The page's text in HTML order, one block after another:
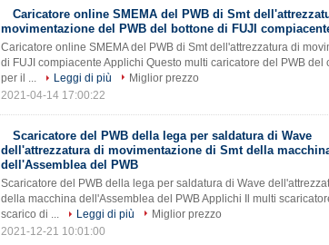
Caricatore online SMEMA del PWB di Smt
movimentazione del PWB del bottone di FUJI
Caricatore online SMEMA del PWB di Smt dell'attrezzatura di
di FUJI compiacente Applichi Questo multi caricatore del PWB
per il ...
Leggi di più
Miglior prezzo
2021-04-14 17:00:22
Scaricatore del PWB della lega per saldatura di Wave
dell'attrezzatura di movimentazione di Smt della
dell'Assemblea del PWB
Scaricatore del PWB della lega per saldatura di Wave
della macchina dell'Assemblea del PWB Applichi Il multi
scarico di ...
Leggi di più
Miglior prezzo
2021-12-21 10:01:00